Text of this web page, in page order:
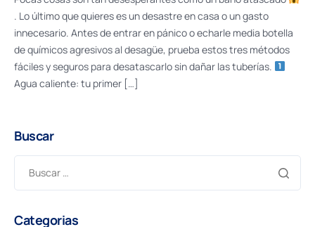
. Lo último que quieres es un desastre en casa o un gasto
innecesario. Antes de entrar en pánico o echarle media botella
de químicos agresivos al desagüe, prueba estos tres métodos
fáciles y seguros para desatascarlo sin dañar las tuberías.
Agua caliente: tu primer […]
Buscar
Categorias